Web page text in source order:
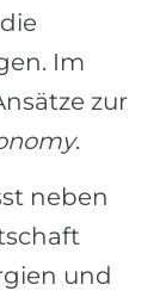
Im
zur
.
neben
und